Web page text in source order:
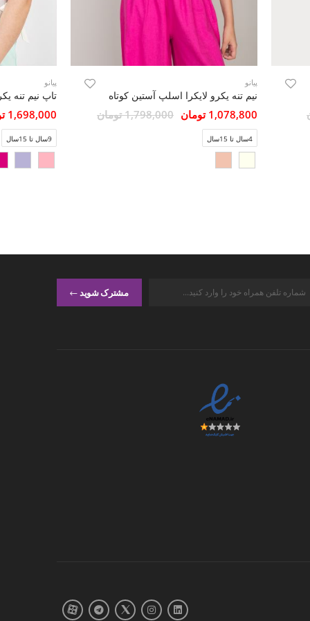
پیانو
نیم تنه یکرو لایکرا اسلپ آستین کوتاه
1,078,800 تومان 1,798,000 تومان
4سال تا 15سال
پیانو
1,698,000 تومان
9سال تا 15سال
مشترک شوید